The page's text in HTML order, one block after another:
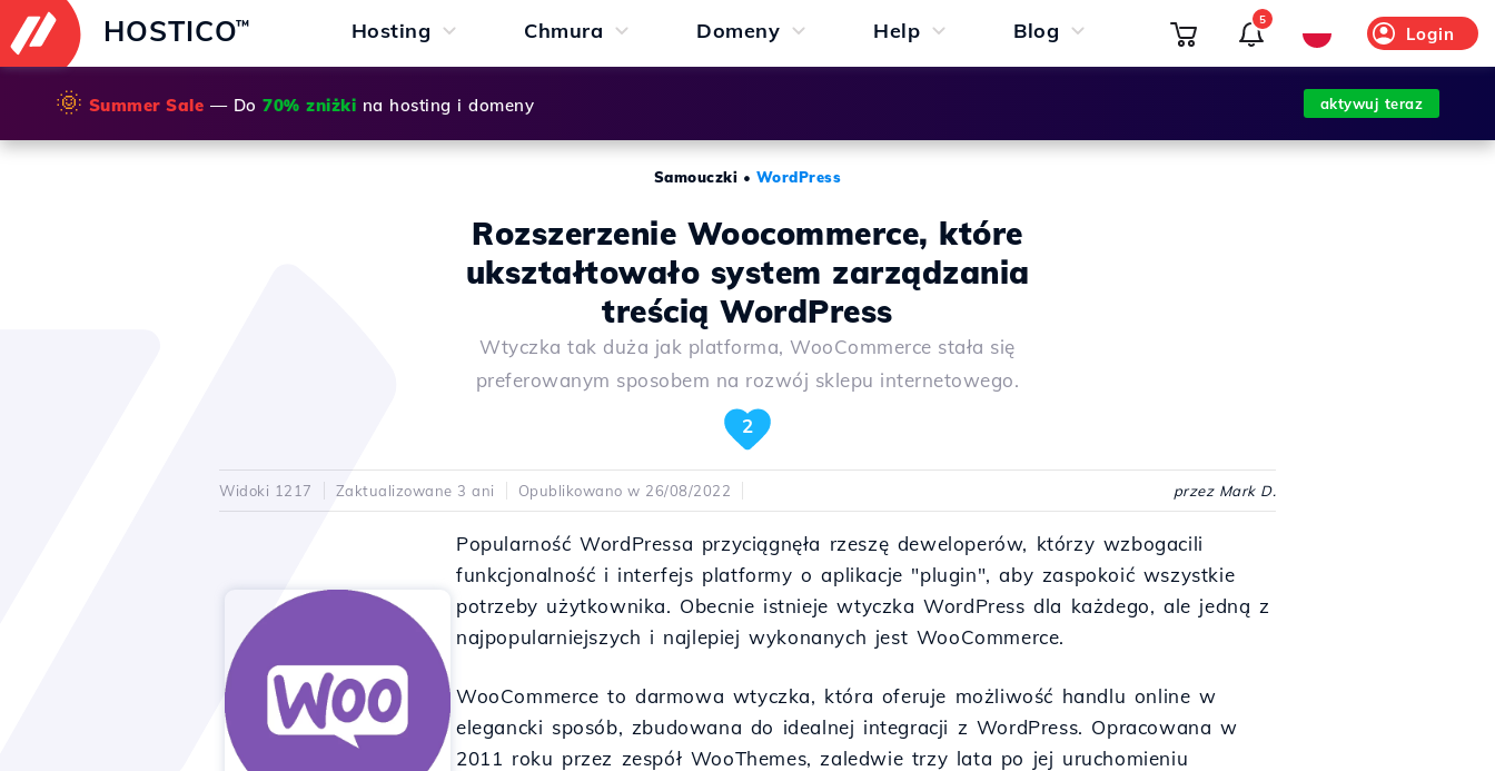
HOSTICO™ Hosting Chmura Domeny Help Blog Login
5
🌞 Summer Sale — Do 70% zniżki na hosting i domeny aktywuj teraz
Samouczki • WordPress
Rozszerzenie Woocommerce, które
ukształtowało system zarządzania
treścią WordPress
Wtyczka tak duża jak platforma, WooCommerce stała się
preferowanym sposobem na rozwój sklepu internetowego.
2
Widoki 1217 Zaktualizowane 3 ani Opublikowano w 26/08/2022 przez Mark D.
Popularność WordPressa przyciągnęła rzeszę deweloperów, którzy wzbogacili
funkcjonalność i interfejs platformy o aplikacje "plugin", aby zaspokoić wszystkie
potrzeby użytkownika. Obecnie istnieje wtyczka WordPress dla każdego, ale jedną z
najpopularniejszych i najlepiej wykonanych jest WooCommerce.
WooCommerce to darmowa wtyczka, która oferuje możliwość handlu online w
elegancki sposób, zbudowana do idealnej integracji z WordPress. Opracowana w
2011 roku przez zespół WooThemes, zaledwie trzy lata po jej uruchomieniu